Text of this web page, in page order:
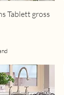
Tablett gross